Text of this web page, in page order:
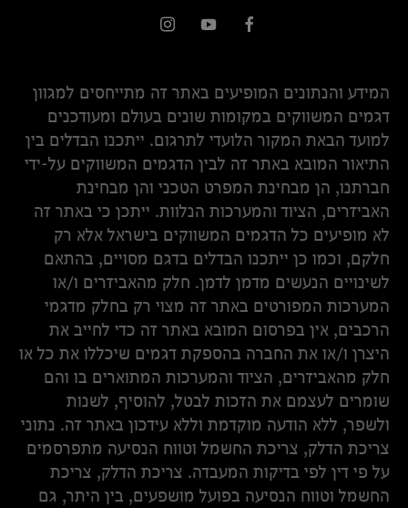
המידע והנתונים המופיעים באתר זה מתייחסים למגוון
דגמים המשווקים במקומות שונים בעולם ומעודכנים
למועד הבאת המקור הלועדי לתרגום. ייתכנו הבדלים בין
התיאור המובא באתר זה לבין הדגמים המשווקים על-ידי
חברתנו, הן מבחינת המפרט הטכני והן מבחינת
האביזרים, הציוד והמערכות הנלוות. ייתכן כי באתר זה
לא מופיעים כל הדגמים המשווקים בישראל אלא רק
חלקם, וכמו כן ייתכנו הבדלים בדגם מסויים, בהתאם
לשינויים הנעשים מדמן לדמן. חלק מהאביזרים ו/או
המערכות המפורטים באתר זה מצוי רק בחלק מדגמי
הרכבים, אין בפרסום המובא באתר זה כדי לחייב את
היצרן ו/או את החברה בהספקת דגמים שיכללו את כל או
חלק מהאביזרים, הציוד והמערכות המתוארים בו והם
שומרים לעצמם את הזכות לבטל, להוסיף, לשנות
ולשפר, ללא הודעה מוקדמת וללא עידכון באתר זה. נתוני
צריכת הדלק, צריכת החשמל וטווח הנסיעה מתפרסמים
על פי דין לפי בדיקות המעבדה. צריכת הדלק, צריכת
החשמל וטווח הנסיעה בפועל מושפעים, בין היתר, גם